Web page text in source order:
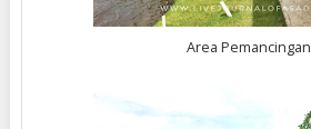
Area Pemancingan